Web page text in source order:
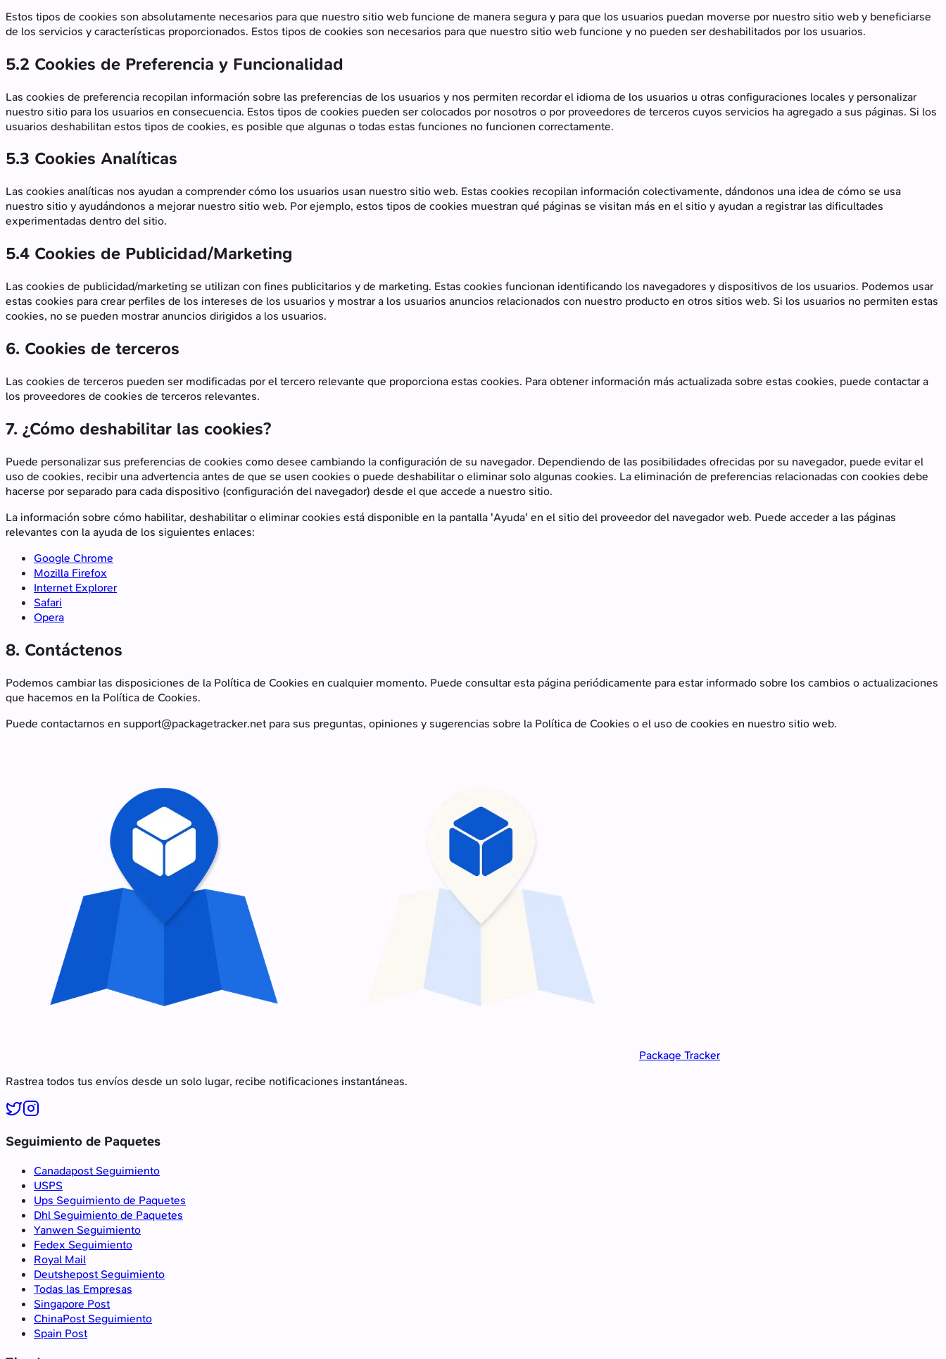
Estos tipos de cookies son absolutamente necesarios para que nuestro sitio web funcione de manera segura y para que los usuarios puedan moverse por nuestro sitio web y beneficiarse
de los servicios y características proporcionados. Estos tipos de cookies son necesarios para que nuestro sitio web funcione y no pueden ser deshabilitados por los usuarios.
5.2 Cookies de Preferencia y Funcionalidad
Las cookies de preferencia recopilan información sobre las preferencias de los usuarios y nos permiten recordar el idioma de los usuarios u otras configuraciones locales y personalizar
nuestro sitio para los usuarios en consecuencia. Estos tipos de cookies pueden ser colocados por nosotros o por proveedores de terceros cuyos servicios ha agregado a sus páginas. Si los
usuarios deshabilitan estos tipos de cookies, es posible que algunas o todas estas funciones no funcionen correctamente.
5.3 Cookies Analíticas
Las cookies analíticas nos ayudan a comprender cómo los usuarios usan nuestro sitio web. Estas cookies recopilan información colectivamente, dándonos una idea de cómo se usa
nuestro sitio y ayudándonos a mejorar nuestro sitio web. Por ejemplo, estos tipos de cookies muestran qué páginas se visitan más en el sitio y ayudan a registrar las dificultades
experimentadas dentro del sitio.
5.4 Cookies de Publicidad/Marketing
Las cookies de publicidad/marketing se utilizan con fines publicitarios y de marketing. Estas cookies funcionan identificando los navegadores y dispositivos de los usuarios. Podemos usar
estas cookies para crear perfiles de los intereses de los usuarios y mostrar a los usuarios anuncios relacionados con nuestro producto en otros sitios web. Si los usuarios no permiten estas
cookies, no se pueden mostrar anuncios dirigidos a los usuarios.
6. Cookies de terceros
Las cookies de terceros pueden ser modificadas por el tercero relevante que proporciona estas cookies. Para obtener información más actualizada sobre estas cookies, puede contactar a
los proveedores de cookies de terceros relevantes.
7. ¿Cómo deshabilitar las cookies?
Puede personalizar sus preferencias de cookies como desee cambiando la configuración de su navegador. Dependiendo de las posibilidades ofrecidas por su navegador, puede evitar el
uso de cookies, recibir una advertencia antes de que se usen cookies o puede deshabilitar o eliminar solo algunas cookies. La eliminación de preferencias relacionadas con cookies debe
hacerse por separado para cada dispositivo (configuración del navegador) desde el que accede a nuestro sitio.
La información sobre cómo habilitar, deshabilitar o eliminar cookies está disponible en la pantalla 'Ayuda' en el sitio del proveedor del navegador web. Puede acceder a las páginas
relevantes con la ayuda de los siguientes enlaces:
Google Chrome
Mozilla Firefox
Internet Explorer
Safari
Opera
8. Contáctenos
Podemos cambiar las disposiciones de la Política de Cookies en cualquier momento. Puede consultar esta página periódicamente para estar informado sobre los cambios o actualizaciones
que hacemos en la Política de Cookies.
Puede contactarnos en support@packagetracker.netpara sus preguntas, opiniones y sugerencias sobre la Política de Cookies o el uso de cookies en nuestro sitio web.
Package Tracker
Rastrea todos tus envíos desde un solo lugar, recibe notificaciones instantáneas.
Seguimiento de Paquetes
Canadapost Seguimiento
USPS
Ups Seguimiento de Paquetes
Dhl Seguimiento de Paquetes
Yanwen Seguimiento
Fedex Seguimiento
Royal Mail
Deutshepost Seguimiento
Todas las Empresas
Singapore Post
ChinaPost Seguimiento
Spain Post